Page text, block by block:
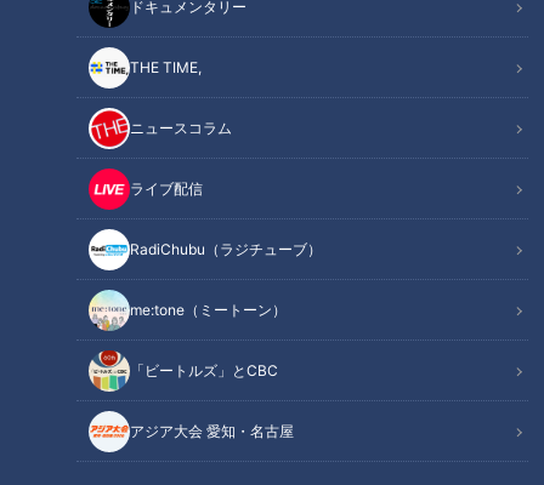
ドキュメンタリー
THE TIME,
ニュースコラム
ライブ配信
RadiChubu（ラジチューブ）
me:tone（ミートーン）
「ビートルズ」とCBC
アジア大会 愛知・名古屋
この記事を見たあなたへのおすすめ
「細いのにめっちゃコシがあ
る」山形県のご当地グルメ「麦
切り」に感激！グラビアアイド
ル・三田悠貴の軽トラ本州縦断
三浦友和【スジナシ】超自然演
技に弄ばれる鶴瓶「飽きてんね
んて！」
左とん平【スジナシ】独特な空
気感！鶴瓶「この終わり方は、
近藤サトもうっとり！ 日本の四
季が鮮やかに浮かび彩る「冷感